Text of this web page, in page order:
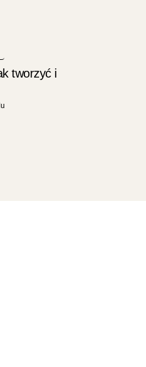
tworzyć i